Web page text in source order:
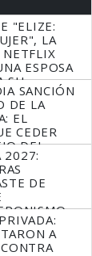
"ELIZE:
LA
ESPOSA
SU
SANCIÓN
DE LA
EL
CEDER
DEL
2027:
DE
A